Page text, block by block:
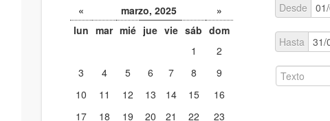
« marzo, 2025
»
lun mar mié jue vie sáb dom
1
2
3
4 5 6 7 8
9
10
11 12 13 14 15
16
17
18 19 20 21 22
23
Desde
Hasta